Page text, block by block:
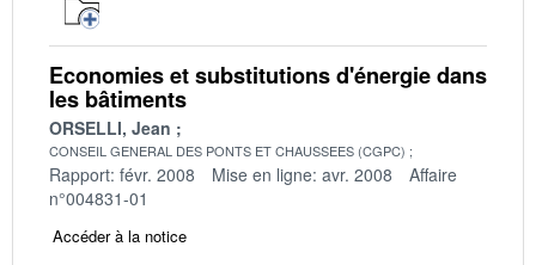
Economies et substitutions d'énergie dans
les bâtiments
ORSELLI, Jean
CONSEIL GENERAL DES PONTS ET CHAUSSEES (CGPC)
Rapport: févr. 2008 Mise en ligne: avr. 2008
Affaire
n°004831-01
Accéder à la notice